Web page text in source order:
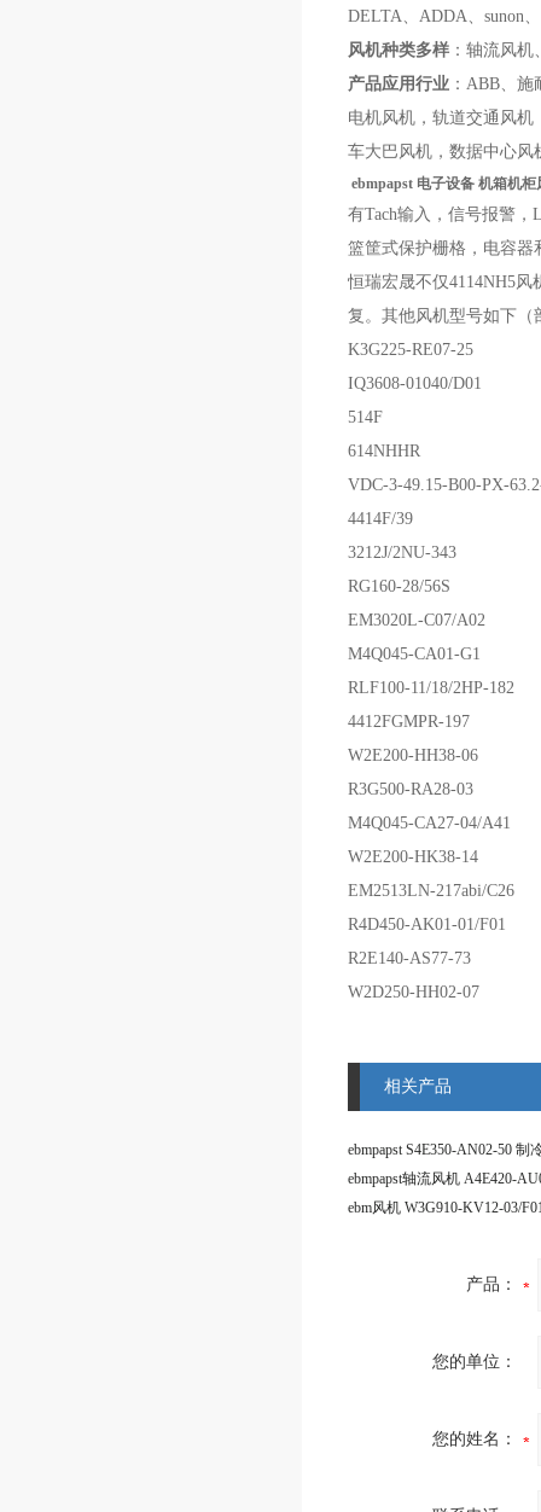
DELTA、ADDA、sunon
风机种类多样 ： 轴流风机
产品应用行业 ： ABB、 施
电机风机，轨道交通风机
车大巴风机，数据中心风
ebmpapst 电子设备 机箱机柜
有Tach输入，信号报警
篮筐式保护栅格，电容器
恒瑞宏晟不仅4114NH5风
复。其他风机型号如下（
K3G225-RE07-25
IQ3608-01040/D01
514F
614NHHR
VDC-3-49.15-B00-PX-
4414F/39
3212J/2NU-343
RG160-28/56S
EM3020L-C07/A02
M4Q045-CA01-G1
RLF100-11/18/2HP-182
4412FGMPR-197
W2E200-HH38-06
R3G500-RA28-03
M4Q045-CA27-04/A41
W2E200-HK38-14
EM2513LN-217abi/C26
R4D450-AK01-01/F01
R2E140-AS77-73
W2D250-HH02-07
相关产品
ebmpapst轴流风机 A4E420-
产品：
您的单位：
您的姓名：